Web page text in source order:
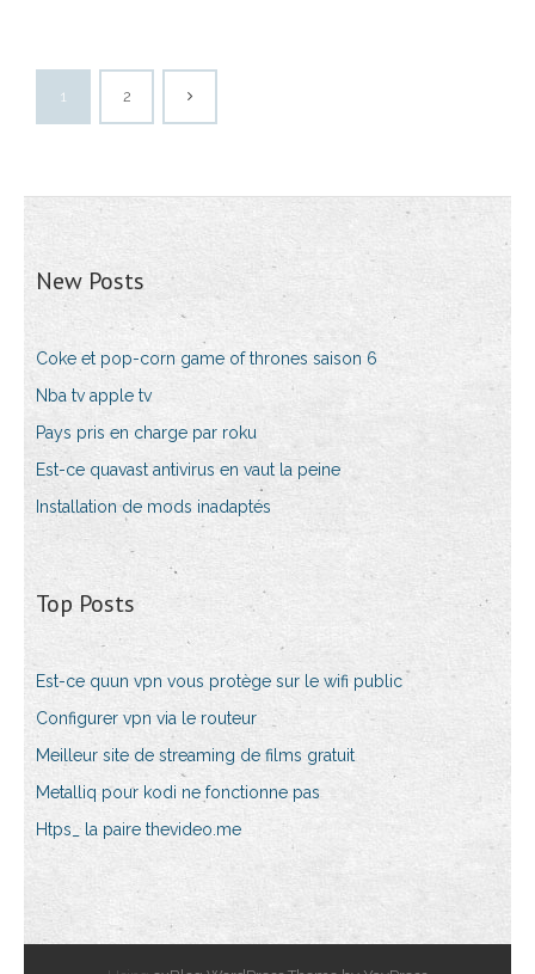
1 2
New Posts
Coke et pop-corn game of thrones saison 6
Nba tv apple tv
Pays pris en charge par roku
Est-ce quavast antivirus en vaut la peine
Installation de mods inadaptés
Top Posts
Est-ce quun vpn vous protège sur le wifi public
Configurer vpn via le routeur
Meilleur site de streaming de films gratuit
Metalliq pour kodi ne fonctionne pas
Htps_ la paire thevideo.me